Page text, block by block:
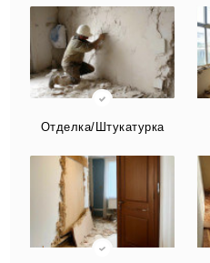
Отделка/Штукатурка